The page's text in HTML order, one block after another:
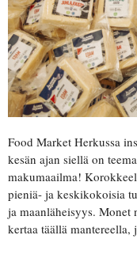
Food Market Herkussa
kesän ajan siellä on
makumaailma!
pieniä- ja keskikokoisia
ja maanläheisyys. Monet
kertaa täällä